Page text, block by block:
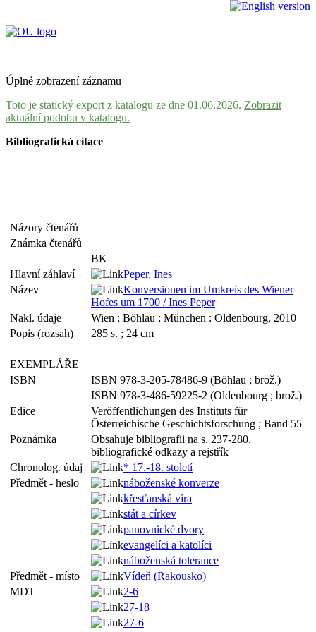
Úplné zobrazení záznamu
Toto je statický export z katalogu ze dne 01.06.2026. Zobrazit
aktuální podobu v katalogu.
Bibliografická citace
Názory čtenářů
Známka čtenářů
BK
Hlavní záhlaví
Peper, Ines
Název
Konversionen im Umkreis des Wiener
Hofes um 1700 / Ines Peper
Nakl. údaje
Wien : Böhlau ; München : Oldenbourg, 2010
Popis (rozsah)
285 s. ; 24 cm
EXEMPLÁŘE
ISBN
ISBN 978-3-205-78486-9 (Böhlau ; brož.)
ISBN 978-3-486-59225-2 (Oldenbourg ; brož.)
Edice
Veröffentlichungen des Instituts für
Österreichische Geschichtsforschung ; Band 55
Poznámka
Obsahuje bibliografii na s. 237-280,
bibliografické odkazy a rejstřík
Chronolog. údaj
* 17.-18. století
Předmět - heslo
náboženské konverze
křesťanská víra
stát a církev
panovnické dvory
evangelíci a katolíci
náboženská tolerance
Předmět - místo
Vídeň (Rakousko)
MDT
2-6
27-18
27-6